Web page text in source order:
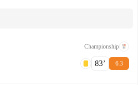
Championship
83‎’‎ 6.3